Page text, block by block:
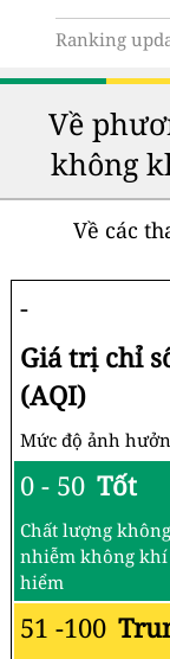
Ranking
Về
không
Về các
-
Giá trị chỉ
(AQI)
Mức độ ảnh
0 - 50 Tốt
Chất lượng
nhiễm không khí
hiểm
51 -100